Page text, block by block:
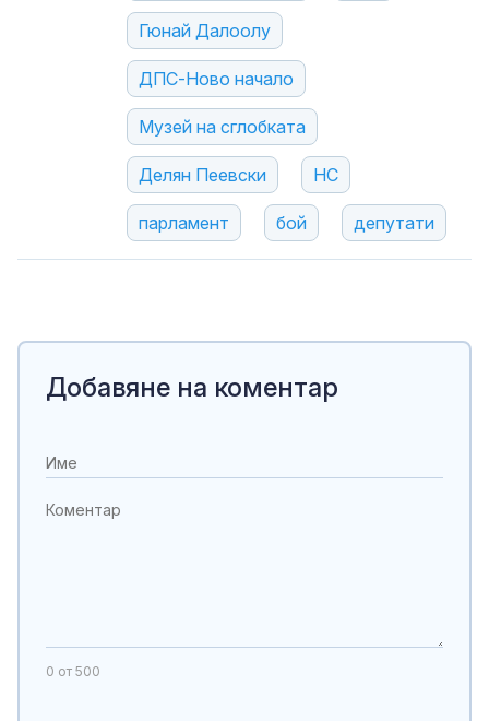
Гюнай Далоолу
ДПС-Ново начало
Музей на сглобката
Делян Пеевски НС
парламент бой депутати
Добавяне на коментар
0 от 500